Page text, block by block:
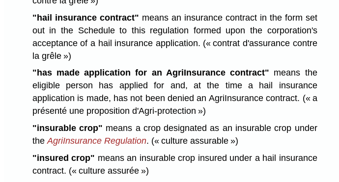
"hail insurance contract" means an insurance contract in the form set
out in the Schedule to this regulation formed upon the corporation's
acceptance of a hail insurance application. (« contrat d'assurance contre
la grêle »)
"has made application for an AgriInsurance contract" means the
eligible person has applied for and, at the time a hail insurance
application is made, has not been denied an AgriInsurance contract. (« a
présenté une proposition d'Agri-protection »)
"insurable crop" means a crop designated as an insurable crop under
theAgriInsurance Regulation. (« culture assurable »)
"insured crop" means an insurable crop insured under a hail insurance
contract. (« culture assurée »)